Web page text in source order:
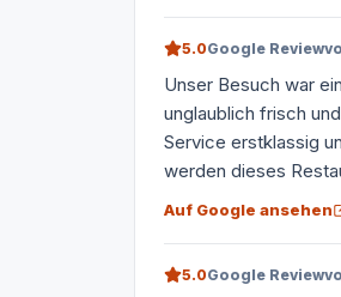
5.0Google Review
Unser Besuch war
unglaublich frisch
Service erstklassig
werden dieses
Auf Google ansehen
5.0Google Review